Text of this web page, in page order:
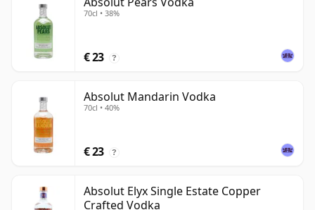
70cl • 38%
€ 23 ?
Absolut Mandarin Vodka
70cl • 40%
€ 23 ?
Absolut Elyx Single Estate Copper
Crafted Vodka